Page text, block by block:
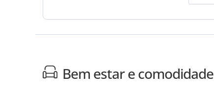
Bem estar e comodidade